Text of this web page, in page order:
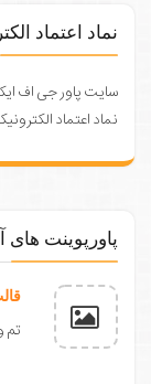
نماد اعتماد
سایت پاور جی اف
نماد اعتماد
پاورپوینت های
تم